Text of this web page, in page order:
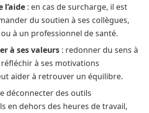
l’aide : en cas de surcharge, il est
du soutien à ses collègues,
à un professionnel de santé.
à ses valeurs : redonner du sens à
à ses motivations
aider à retrouver un équilibre.
déconnecter des outils
en dehors des heures de travail,